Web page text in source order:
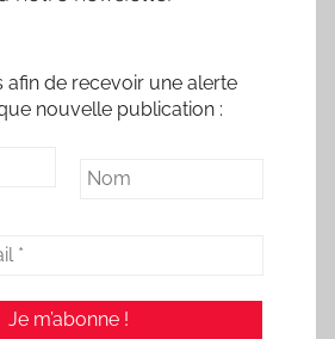
de recevoir une alerte
nouvelle publication :